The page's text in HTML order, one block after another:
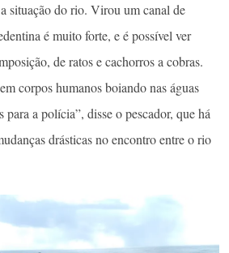
situação do rio. Virou um canal de
é muito forte, e é possível ver
de ratos e cachorros a cobras.
corpos humanos boiando nas águas
para a polícia”, disse o pescador, que há
drásticas no encontro entre o rio